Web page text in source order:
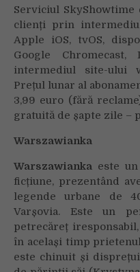
Serviciul
clienți prin
Apple iOS, tvOS,
Google
intermediul site-ului
Prețul lunar al
3,99 euro (fără
gratuită de șapte zile –
Warszawianka
Warszawianka este
ficțiune, prezentând
legende urbane de
Varșovia. Este un
petrecăreț
în același timp
este chinuit și